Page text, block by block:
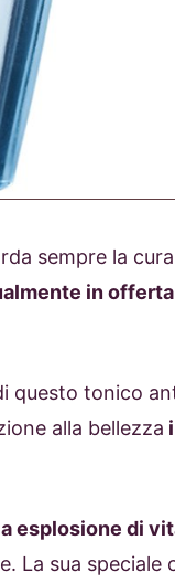
sempre la
in
questo tonico
alla bellezza
esplosione di
La sua speciale